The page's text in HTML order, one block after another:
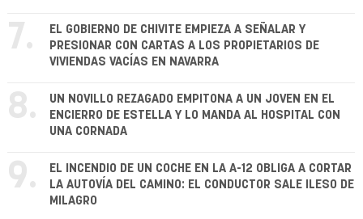
7.
EL GOBIERNO DE CHIVITE EMPIEZA A SEÑALAR Y
PRESIONAR CON CARTAS A LOS PROPIETARIOS DE
VIVIENDAS VACÍAS EN NAVARRA
8.
UN NOVILLO REZAGADO EMPITONA A UN JOVEN EN EL
ENCIERRO DE ESTELLA Y LO MANDA AL HOSPITAL CON
UNA CORNADA
9.
EL INCENDIO DE UN COCHE EN LA A-12 OBLIGA A CORTAR
LA AUTOVÍA DEL CAMINO: EL CONDUCTOR SALE ILESO DE
MILAGRO